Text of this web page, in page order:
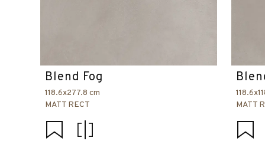
Blend Fog
118.6x277.8 cm
MATT RECT
MATT